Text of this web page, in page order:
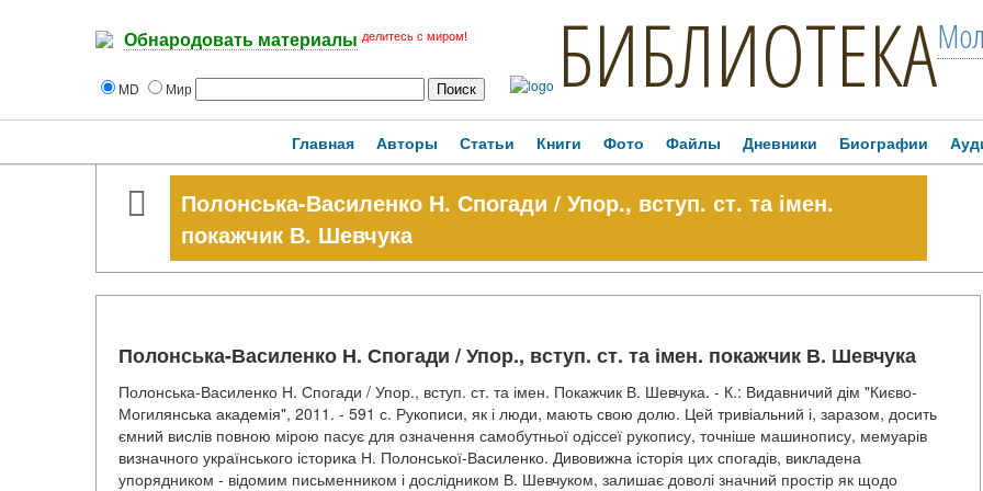
Обнародовать материалы делитесь с миром!
MD Мир БИБЛИОТЕКА
Главная Авторы Статьи Книги Фото Файлы Дневники Биографии
Полонська-Василенко Н. Спогади / Упор., вступ. ст. та імен.
покажчик В. Шевчука
Полонська-Василенко Н. Спогади / Упор., вступ. ст. та імен. покажчик В. Шевчука
Полонська-Василенко Н. Спогади / Упор., вступ. ст. та імен. Покажчик В. Шевчука. - К.: Видавничий дім "Києво-
Могилянська академія", 2011. - 591 с. Рукописи, як і люди, мають свою долю. Цей тривіальний і, заразом, досить
ємний вислів повною мірою пасує для означення самобутньої одіссеї рукопису, точніше машинопису, мемуарів
визначного українського історика Н. Полонської-Василенко. Дивовижна історія цих спогадів, викладена
упорядником - відомим письменником і дослідником В. Шевчуком, залишає доволі значний простір як щодо